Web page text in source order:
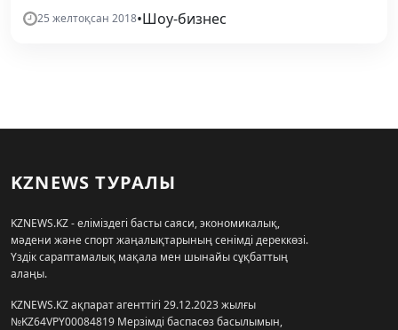
25 желтоқсан 2018•Шоу-бизнес
KZNEWS ТУРАЛЫ
KZNEWS.KZ - еліміздегі басты саяси, экономикалық,
мәдени және спорт жаңалықтарының сенімді дереккөзі.
Үздік сараптамалық мақала мен шынайы сұқбаттың
алаңы.
KZNEWS.KZ ақпарат агенттігі 29.12.2023 жылғы
№KZ64VPY00084819 Мерзімді баспасөз басылымын,